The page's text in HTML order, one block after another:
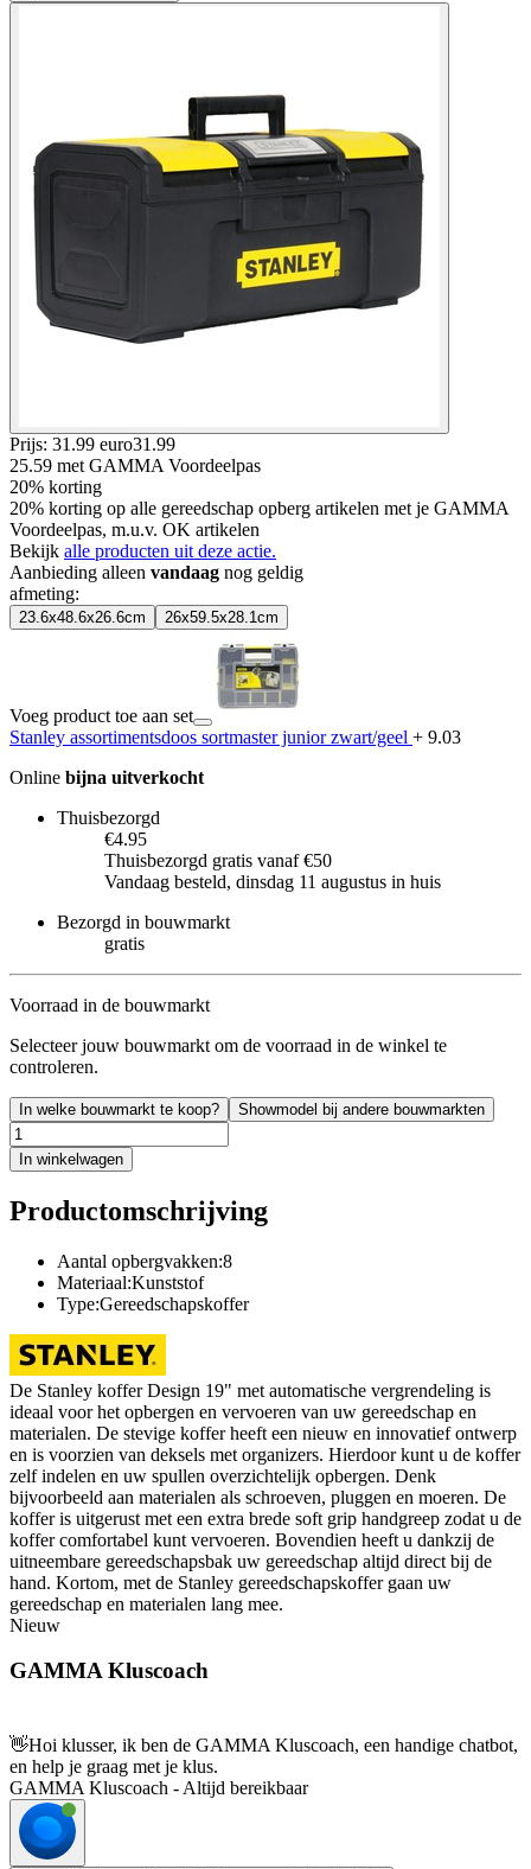
Prijs: 31.99 euro31 .99
25.59 met GAMMA Voordeelpas
20% korting
20% korting op alle gereedschap opberg artikelen met je GAMMA
Voordeelpas, m.u.v. OK artikelen
Bekijk alle producten uit deze actie.
Aanbieding alleen vandaag nog geldig
afmeting:
23.6x48.6x26.6cm 26x59.5x28.1cm
Voeg product toe aan set
Stanley assortimentsdoos sortmaster junior zwart/geel + 9.03
Online bijna uitverkocht
Thuisbezorgd
€4.95
Thuisbezorgd gratis vanaf €50
Vandaag besteld, dinsdag 11 augustus in huis
Bezorgd in bouwmarkt
gratis
Voorraad in de bouwmarkt
Selecteer jouw bouwmarkt om de voorraad in de winkel te
controleren.
In welke bouwmarkt te koop? Showmodel bij andere bouwmarkten
In winkelwagen
Productomschrijving
Aantal opbergvakken:8
Materiaal:Kunststof
Type:Gereedschapskoffer
De Stanley koffer Design 19" met automatische vergrendeling is
ideaal voor het opbergen en vervoeren van uw gereedschap en
materialen. De stevige koffer heeft een nieuw en innovatief ontwerp
en is voorzien van deksels met organizers. Hierdoor kunt u de koffer
zelf indelen en uw spullen overzichtelijk opbergen. Denk
bijvoorbeeld aan materialen als schroeven, pluggen en moeren. De
koffer is uitgerust met een extra brede soft grip handgreep zodat u de
koffer comfortabel kunt vervoeren. Bovendien heeft u dankzij de
uitneembare gereedschapsbak uw gereedschap altijd direct bij de
hand. Kortom, met de Stanley gereedschapskoffer gaan uw
gereedschap en materialen lang mee.
Nieuw
GAMMA Kluscoach
👋Hoi klusser, ik ben de GAMMA Kluscoach, een handige chatbot,
en help je graag met je klus.
GAMMA Kluscoach - Altijd bereikbaar